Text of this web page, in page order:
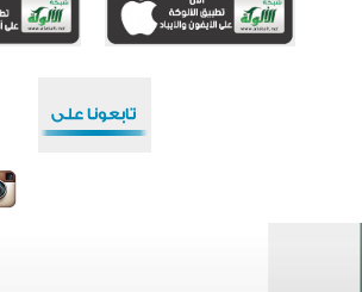
اختتام الدورة التاسعة لمسابقة حفظ وتلاوة القرآن